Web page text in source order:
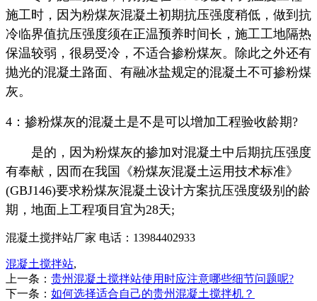
施工时，因为粉煤灰混凝土初期抗压强度稍低，做到抗
冷临界值抗压强度须在正温预养时间长，施工工地隔热
保温较弱，很易受冷，不适合掺粉煤灰。除此之外还有
抛光的混凝土路面、有融冰盐规定的混凝土不可掺粉煤
灰。
4：掺粉煤灰的混凝土是不是可以增加工程验收龄期?
是的，因为粉煤灰的掺加对混凝土中后期抗压强度
有奉献，因而在我国《粉煤灰混凝土运用技术标准》
(GBJ146)要求粉煤灰混凝土设计方案抗压强度级别的龄
期，地面上工程项目宜为28天;
混凝土搅拌站厂家 电话：13984402933
混凝土搅拌站,
上一条： 贵州混凝土搅拌站使用时应注意哪些细节问题呢?
下一条： 如何选择适合自己的贵州混凝土搅拌机？